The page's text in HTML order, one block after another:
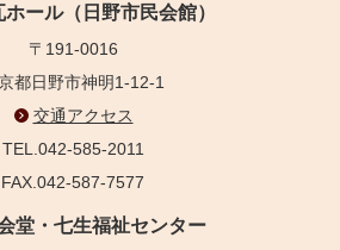
ール（日野市民会館）
〒191-0016
都日野市神明1-12-1
交通アクセス
585-2011
FAX.042-587-7577
堂・七生福祉センター